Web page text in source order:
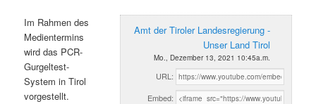
Amt der Tiroler Landesregierung -
Unser Land Tirol
Mo., Dezember 13, 2021 10:45a.m.
URL:
Embed:
Im Rahmen des
Medientermins
wird das PCR-
Gurgeltest-
System in Tirol
vorgestellt.